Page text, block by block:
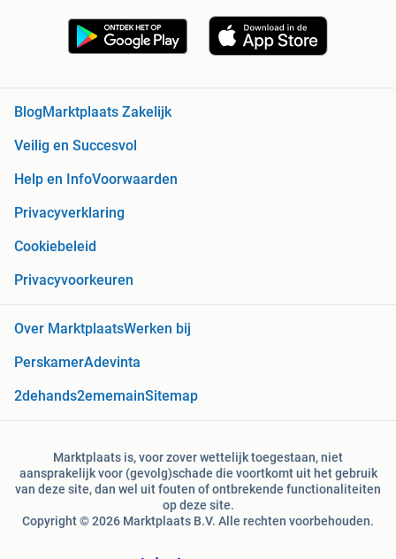
Blog Marktplaats Zakelijk
Veilig en Succesvol
Help en InfoVoorwaarden
Privacyverklaring
Cookiebeleid
Privacyvoorkeuren
Over MarktplaatsWerken bij
PerskamerAdevinta
2dehands2ememainSitemap
Marktplaats is, voor zover wettelijk toegestaan, niet
aansprakelijk voor (gevolg)schade die voortkomt uit het gebruik
van deze site, dan wel uit fouten of ontbrekende functionaliteiten
op deze site.
Copyright © 2026 Marktplaats B.V. Alle rechten voorbehouden.